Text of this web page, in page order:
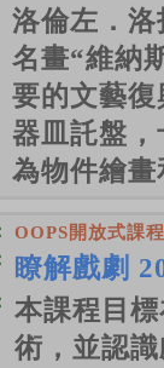
洛倫左．
名畫“維納
要的文藝
器皿託盤
為物件繪
OOPS開放式課
瞭解戲劇
本課程目
術，並認